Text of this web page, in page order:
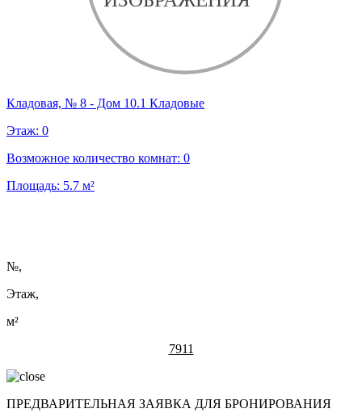
Кладовая, № 8 - Дом 10.1 Кладовые
Этаж: 0
Возможное количество комнат: 0
Площадь: 5.7 м²
№,
Этаж,
м²
7911
ПРЕДВАРИТЕЛЬНАЯ ЗАЯВКА ДЛЯ БРОНИРОВАНИЯ